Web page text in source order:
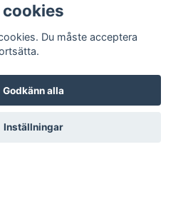
Du måste acceptera
Godkänn alla
Inställningar